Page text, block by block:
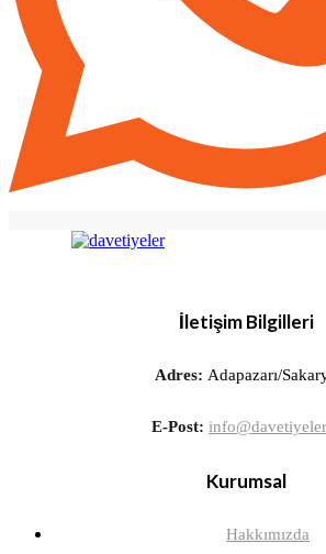
İletişim Bilgilleri
Adres: Adapazarı/
E-Post:
Kurumsal
Hakkımızda